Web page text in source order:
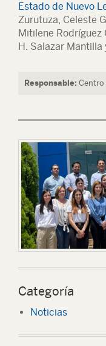
Estado de Nuevo
Zurutuza, Celeste
Mitilene Rodríguez
H. Salazar Mantilla
Responsable: Centro
Categoría
Noticias